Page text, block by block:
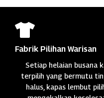

Fabrik Pilihan Warisan
Setiap helaian busana
terpilih yang bermutu
halus, kapas lembut